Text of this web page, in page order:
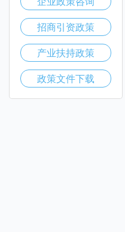
招商引资政策
产业扶持政策
政策文件下载